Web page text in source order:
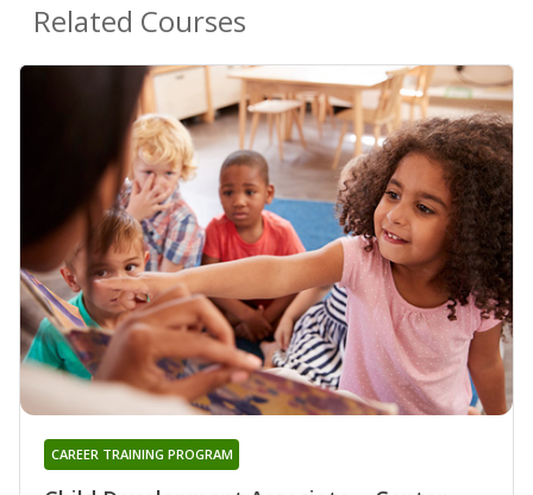
Related Courses
CAREER TRAINING PROGRAM